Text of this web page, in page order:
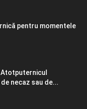
pentru momentele
necaz sau de...